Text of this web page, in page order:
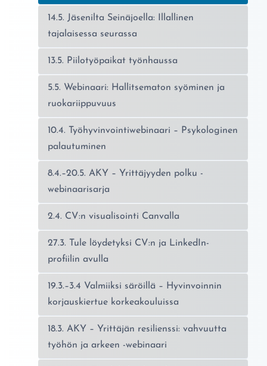
14.5. Jäsenilta Seinäjoella: Illallinen
tajalaisessa seurassa
13.5. Piilotyöpaikat työnhaussa
5.5. Webinaari: Hallitsematon syöminen ja
ruokariippuvuus
10.4. Työhyvinvointiwebinaari – Psykologinen
palautuminen
8.4.–20.5. AKY – Yrittäjyyden polku -
webinaarisarja
2.4. CV:n visualisointi Canvalla
27.3. Tule löydetyksi CV:n ja LinkedIn-
profiilin avulla
19.3.–3.4 Valmiiksi säröillä – Hyvinvoinnin
korjauskiertue korkeakouluissa
18.3. AKY – Yrittäjän resilienssi: vahvuutta
työhön ja arkeen -webinaari